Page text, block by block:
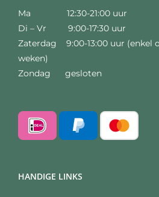
Ma 12:30-21:00 uur
Di – Vr 9:00-17:30 uur
Zaterdag 9:00-13:00 uur (enkel
weken)
Zondag gesloten
HANDIGE LINKS